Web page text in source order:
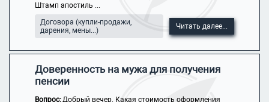
Штамп апостиль ...
Договора (купли-продажи,
дарения, мены...)
Читать далее...
Доверенность на мужа для получения
пенсии
Вопрос:Добрый вечер. Какая стоимость оформления